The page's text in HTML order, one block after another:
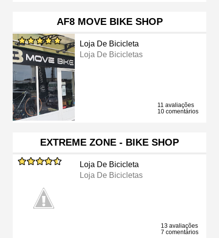
AF8 MOVE BIKE SHOP
Loja De Bicicleta
Loja De Bicicletas
11 avaliações
10 comentários
EXTREME ZONE - BIKE SHOP
Loja De Bicicleta
Loja De Bicicletas
13 avaliações
7 comentários